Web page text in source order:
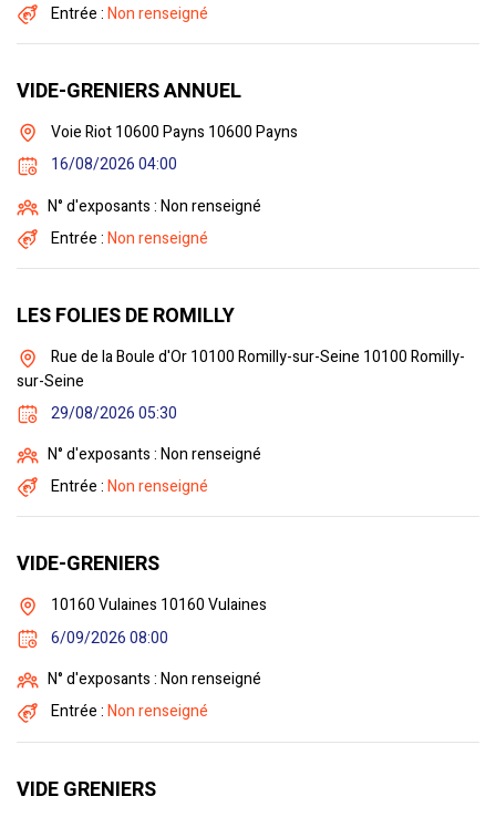
Entrée :Non renseigné
VIDE-GRENIERS ANNUEL
Voie Riot 10600 Payns 10600 Payns
16/08/2026 04:00
N° d'exposants : Non renseigné
Entrée :Non renseigné
LES FOLIES DE ROMILLY
Rue de la Boule d'Or 10100 Romilly-sur-Seine 10100 Romilly-
sur-Seine
29/08/2026 05:30
N° d'exposants : Non renseigné
Entrée :Non renseigné
VIDE-GRENIERS
10160 Vulaines 10160 Vulaines
6/09/2026 08:00
N° d'exposants : Non renseigné
Entrée :Non renseigné
VIDE GRENIERS